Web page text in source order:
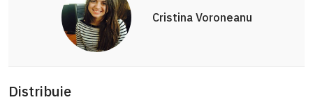
Cristina Voroneanu
Distribuie